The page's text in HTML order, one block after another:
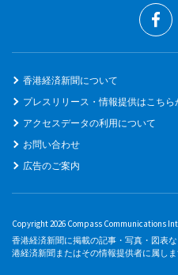
香港経済新聞について
プレスリリース・情報提供はこちら
アクセスデータの利用について
お問い合わせ
広告のご案内
Copyright 2026 Compass Communications
香港経済新聞に掲載の記事・写真・図表
港経済新聞またはその情報提供者に属しま